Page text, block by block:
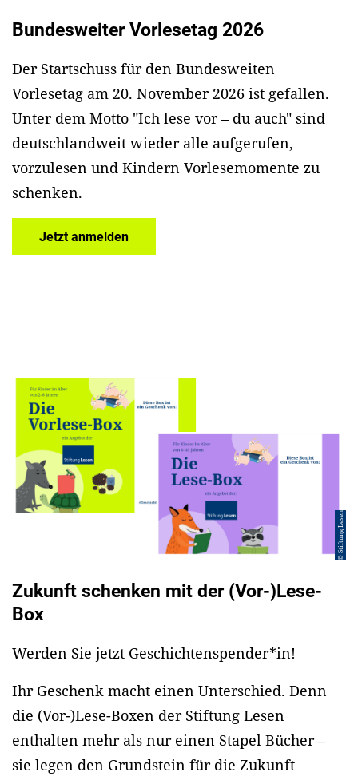
Bundesweiter Vorlesetag 2026
Der Startschuss für den Bundesweiten
Vorlesetag am 20. November 2026 ist gefallen.
Unter dem Motto "Ich lese vor – du auch" sind
deutschlandweit wieder alle aufgerufen,
vorzulesen und Kindern Vorlesemomente zu
schenken.
Jetzt anmelden
Zukunft schenken mit der (Vor-)Lese-
Box
Werden Sie jetzt Geschichtenspender*in!
Ihr Geschenk macht einen Unterschied. Denn
die (Vor-)Lese-Boxen der Stiftung Lesen
enthalten mehr als nur einen Stapel Bücher –
sie legen den Grundstein für die Zukunft
© Stiftung Lesen